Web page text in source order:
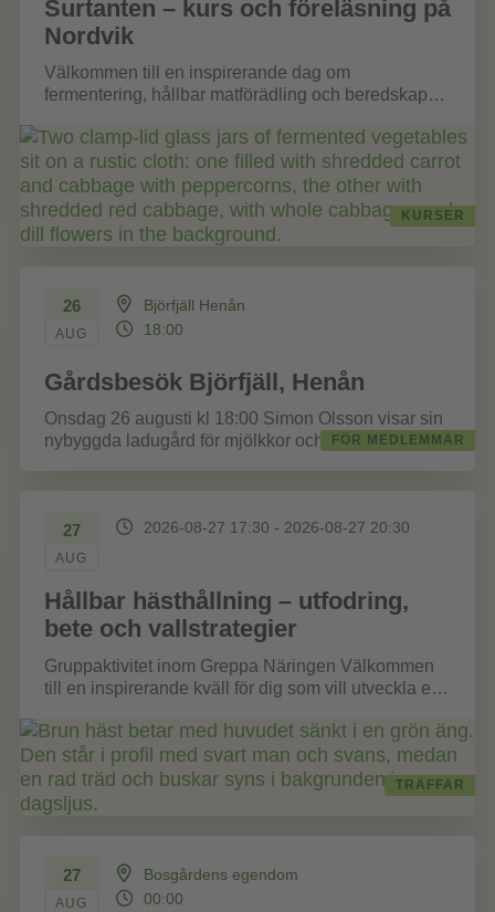
KURSER
Surtanten – kurs och föreläsning på
Nordvik
Välkommen till en inspirerande dag om
fermentering, hållbar matförädling och beredskap
Neikell,...
26
AUG
Björfjäll Henån
18:00
FÖR MEDLEMMAR
Gårdsbesök Björfjäll, Henån
Onsdag 26 augusti kl 18:00 Simon Olsson visar sin
nybyggda ladugård för mjölkkor och beskriver
27
AUG
2026-08-27 17:30 - 2026-08-27 20:30
TRÄFFAR
Hållbar hästhållning – utfodring,
bete och vallstrategier
Gruppaktivitet inom Greppa Näringen Välkommen
till en inspirerande kväll för dig som vill utveckla en
27
AUG
Bosgårdens egendom
00:00